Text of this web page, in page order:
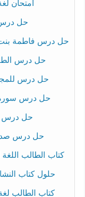
امتحان
حل
حل درس فاطمة بنت
حل درس
حل درس
حل درس سورة الواقعة 57-74
حل درس
حل درس صدق
كتاب الطالب اللغة
حلول كتاب
كتاب الطالب لغة